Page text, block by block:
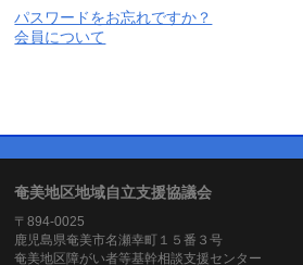
パスワードをお忘れですか？
会員について
奄美地区地域自立支援協議会
〒894-0025
鹿児島県奄美市名瀬幸町１５番３号
奄美地区障がい者等基幹相談支援センター